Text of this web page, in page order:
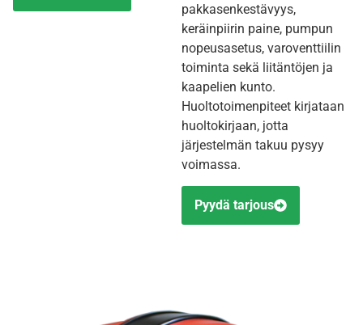
pakkasenkestävyys,
keräinpiirin paine, pumpun
nopeusasetus, varoventtiilin
toiminta sekä liitäntöjen ja
kaapelien kunto.
Huoltotoimenpiteet kirjataan
huoltokirjaan, jotta
järjestelmän takuu pysyy
voimassa.
Pyydä tarjous